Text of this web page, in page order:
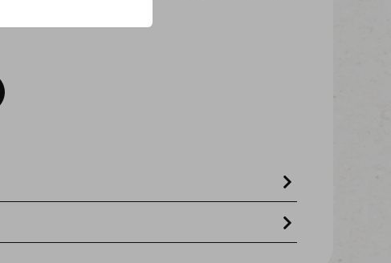
zonnebloemolie, xylose, f.o.s.